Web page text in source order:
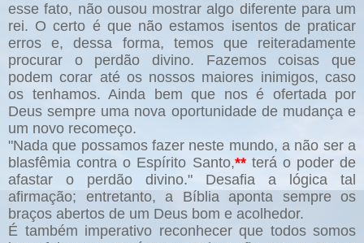
esse fato, não ousou mostrar algo diferente para um
rei. O certo é que não estamos isentos de praticar
erros e, dessa forma, temos que reiteradamente
procurar o perdão divino. Fazemos coisas que
podem corar até os nossos maiores inimigos, caso
os tenhamos. Ainda bem que nos é ofertada por
Deus sempre uma nova oportunidade de mudança e
um novo recomeço.
"Nada que possamos fazer neste mundo, a não ser a
blasfêmia contra o Espírito Santo,**terá o poder de
afastar o perdão divino." Desafia a lógica tal
afirmação; entretanto, a Bíblia aponta sempre os
braços abertos de um Deus bom e acolhedor.
É também imperativo reconhecer que todos somos